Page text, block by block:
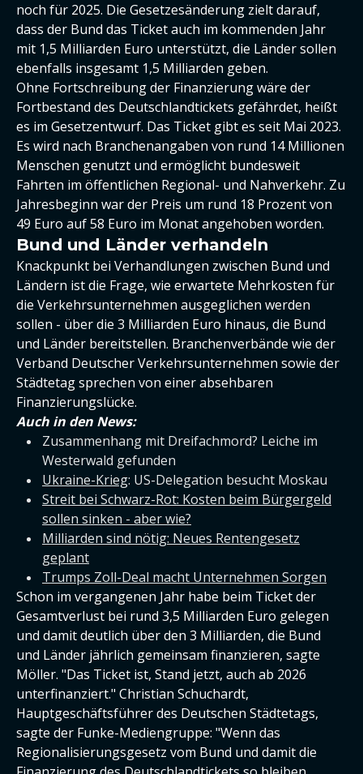
noch für 2025. Die Gesetzesänderung zielt darauf,
dass der Bund das Ticket auch im kommenden Jahr
mit 1,5 Milliarden Euro unterstützt, die Länder sollen
ebenfalls insgesamt 1,5 Milliarden geben.
Ohne Fortschreibung der Finanzierung wäre der
Fortbestand des Deutschlandtickets gefährdet, heißt
es im Gesetzentwurf. Das Ticket gibt es seit Mai 2023.
Es wird nach Branchenangaben von rund 14 Millionen
Menschen genutzt und ermöglicht bundesweit
Fahrten im öffentlichen Regional- und Nahverkehr. Zu
Jahresbeginn war der Preis um rund 18 Prozent von
49 Euro auf 58 Euro im Monat angehoben worden.
Bund und Länder verhandeln
Knackpunkt bei Verhandlungen zwischen Bund und
Ländern ist die Frage, wie erwartete Mehrkosten für
die Verkehrsunternehmen ausgeglichen werden
sollen - über die 3 Milliarden Euro hinaus, die Bund
und Länder bereitstellen. Branchenverbände wie der
Verband Deutscher Verkehrsunternehmen sowie der
Städtetag sprechen von einer absehbaren
Finanzierungslücke.
Auch in den News:
Zusammenhang mit Dreifachmord? Leiche im
Westerwald gefunden
Ukraine-Krieg: US-Delegation besucht Moskau
Streit bei Schwarz-Rot: Kosten beim Bürgergeld
sollen sinken - aber wie?
Milliarden sind nötig: Neues Rentengesetz
geplant
Trumps Zoll-Deal macht Unternehmen Sorgen
Schon im vergangenen Jahr habe beim Ticket der
Gesamtverlust bei rund 3,5 Milliarden Euro gelegen
und damit deutlich über den 3 Milliarden, die Bund
und Länder jährlich gemeinsam finanzieren, sagte
Möller. "Das Ticket ist, Stand jetzt, auch ab 2026
unterfinanziert." Christian Schuchardt,
Hauptgeschäftsführer des Deutschen Städtetags,
sagte der Funke-Mediengruppe: "Wenn das
Regionalisierungsgesetz vom Bund und damit die